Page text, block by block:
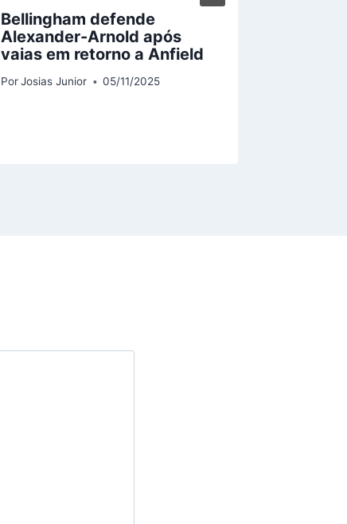
Bellingham defende
Alexander-Arnold após
vaias em retorno a Anfield
Por Josias Junior 05/11/2025